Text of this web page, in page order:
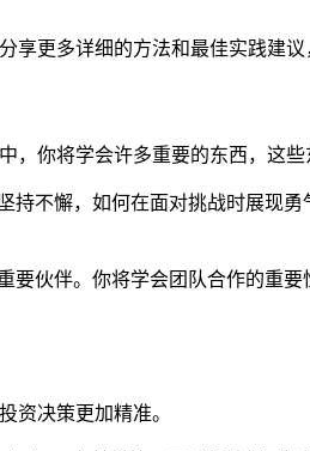
更多详细的方法和最佳实践建
你将学会许多重要的东西，这
不懈，如何在面对挑战时展现
伙伴。你将学会团队合作的重
资决策更加精准。